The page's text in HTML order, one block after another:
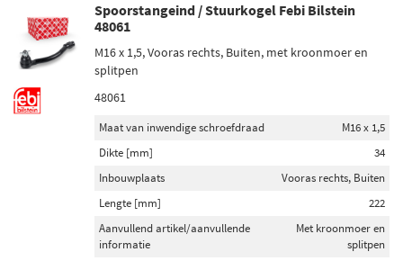
Spoorstangeind / Stuurkogel Febi Bilstein
48061
M16 x 1,5, Vooras rechts, Buiten, met kroonmoer en
splitpen
48061
Maat van inwendige schroefdraad
M16 x 1,5
Dikte [mm]
34
Inbouwplaats
Vooras rechts, Buiten
Lengte [mm]
222
Aanvullend artikel/aanvullende
informatie
Met kroonmoer en
splitpen